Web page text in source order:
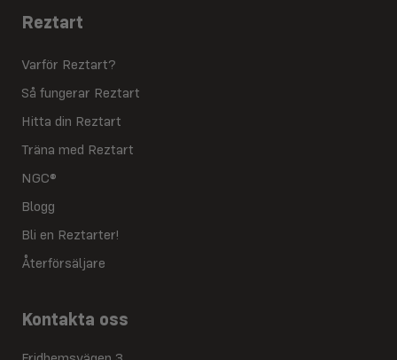
Reztart
Varför Reztart?
Så fungerar Reztart
Hitta din Reztart
Träna med Reztart
NGC®
Blogg
Bli en Reztarter!
Återförsäljare
Kontakta oss